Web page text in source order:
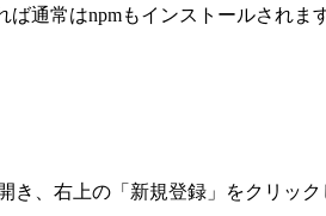
常はnpmもインストールされます
き、右上の「新規登録」をクリック